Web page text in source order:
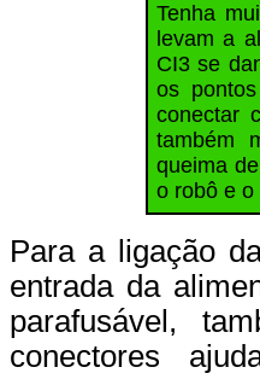
Tenha
levam a
CI3 se
os
conectar
também
queima
o robô e
Para a ligação
entrada da
parafusável,
conectores